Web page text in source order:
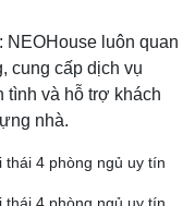
: NEOHouse luôn quan
cung cấp dịch vụ
tình và hỗ trợ khách
nhà.